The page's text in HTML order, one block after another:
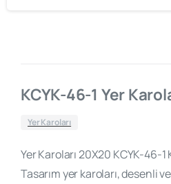
KCYK-46-1 Yer
Yer Karoları
Yer Karoları 20X20 KCYK-46-1
Tasarım yer karoları, desenli